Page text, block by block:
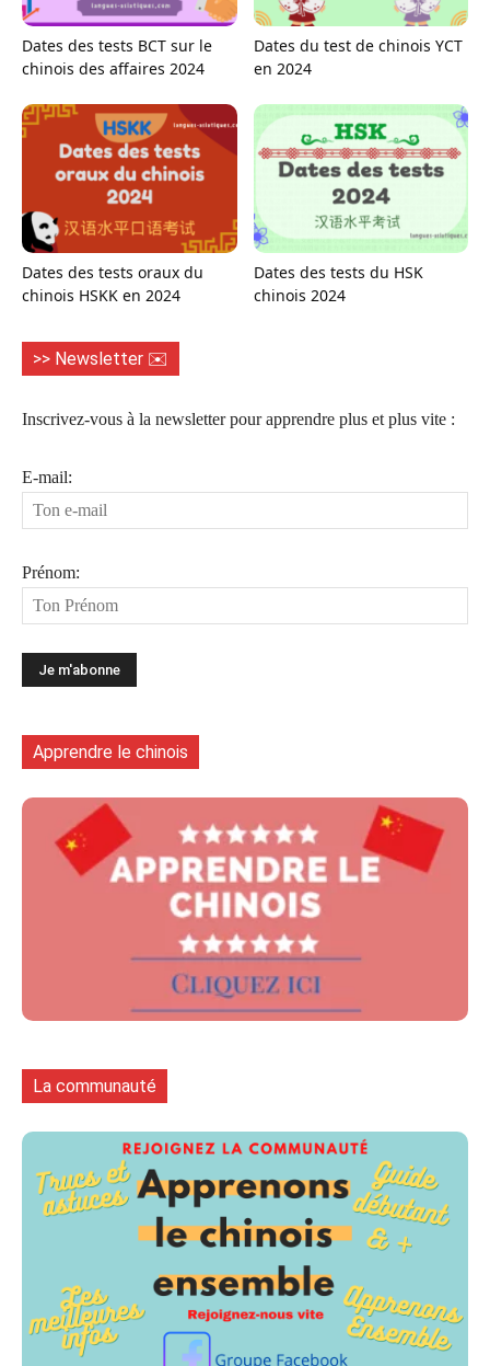
Dates des tests BCT sur le
chinois des affaires 2024
Dates du test de chinois YCT
en 2024
Dates des tests oraux du
chinois HSKK en 2024
Dates des tests du HSK
chinois 2024
>> Newsletter ✉️
Inscrivez-vous à la newsletter pour apprendre plus et plus vite :
E-mail:
Prénom:
Apprendre le chinois
La communauté